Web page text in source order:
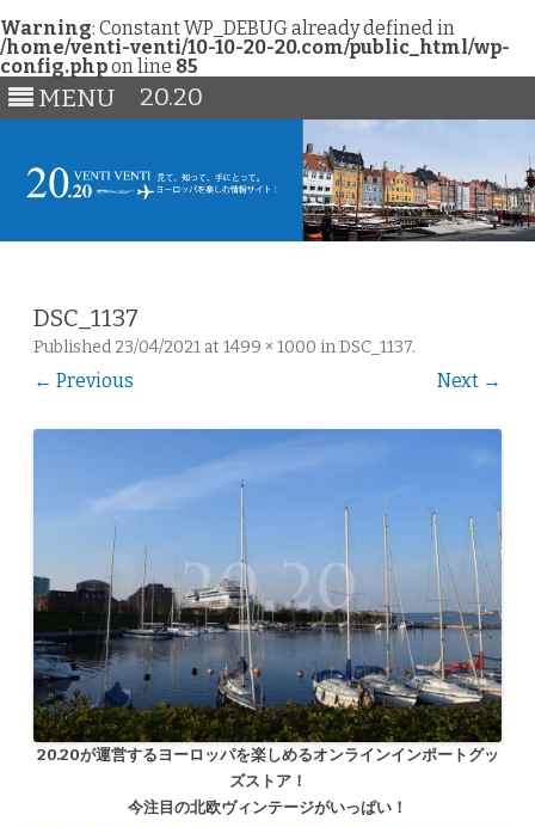
Warning: Constant WP_DEBUG already defined in
/home/venti-venti/10-10-20-20.com/public_html/wp-
config.phpon line 85
MENU 20.20
DSC_1137
Published 23/04/2021 at 1499 × 1000 inDSC_1137.
← Previous Next →
20.20が運営するヨーロッパを楽しめるオンラインインポートグッ
ズストア！
今注目の北欧ヴィンテージがいっぱい！